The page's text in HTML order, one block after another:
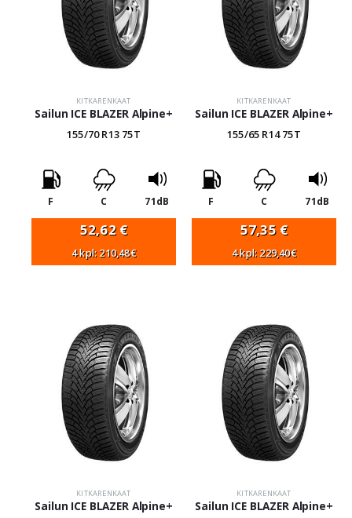
KITKARENKAAT
Sailun ICE BLAZER Alpine+
155/70 R13 75T
F C 71dB
52,62 €
4 kpl: 210,48€
KITKARENKAAT
Sailun ICE BLAZER Alpine+
155/65 R14 75T
F C 71dB
57,35 €
4 kpl: 229,40€
KITKARENKAAT
Sailun ICE BLAZER Alpine+
KITKARENKAAT
Sailun ICE BLAZER Alpine+